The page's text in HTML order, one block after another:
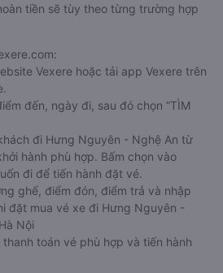
tiền sẽ tùy theo từng trường hợp
Vexere hoặc tải app Vexere trên
đến, ngày đi, sau đó chọn “TÌM
đi Hưng Nguyên - Nghệ An từ
hành phù hợp. Bấm chọn vào
đi để tiến hành đặt vé.
ghế, điểm đón, điểm trả và nhập
đặt mua vé xe đi Hưng Nguyên -
Nội
toán vé phù hợp và tiến hành